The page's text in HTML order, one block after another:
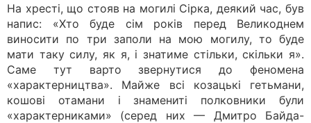
На хресті, що стояв на могилі Сірка, деякий час, був
напис: «Хто буде сім років перед Великоднем
виносити по три заполи на мою могилу, то буде
мати таку силу, як я, і знатиме стільки, скільки я».
Саме тут варто звернутися до феномена
«характерництва». Майже всі козацькі гетьмани,
кошові отамани і знамениті полковники були
«характерниками» (серед них — Дмитро Байда-